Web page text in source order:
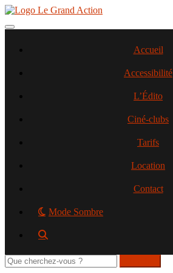
Aller
contenu
Toggle navigation
Accueil
Accessibilité
L’Édito
Ciné-clubs
Tarifs
Location
Contact
Mode Sombre
Rechercher
sur